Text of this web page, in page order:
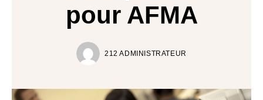
pour AFMA
212 ADMINISTRATEUR